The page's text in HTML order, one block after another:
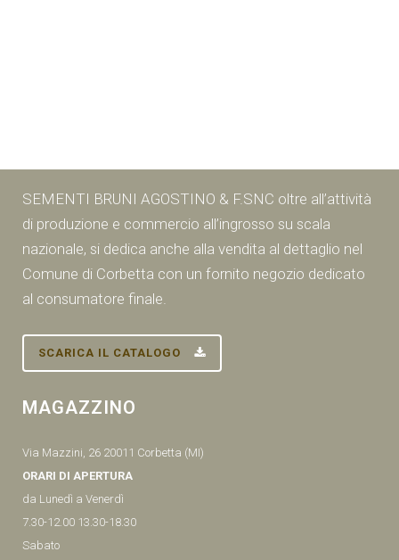
SEMENTI BRUNI AGOSTINO & F.SNC oltre all’attività
di produzione e commercio all’ingrosso su scala
nazionale, si dedica anche alla vendita al dettaglio nel
Comune di Corbetta con un fornito negozio dedicato
al consumatore finale.
SCARICA IL CATALOGO
MAGAZZINO
Via Mazzini, 26 20011 Corbetta (MI)
ORARI DI APERTURA
da Lunedì a Venerdì
7.30-12.00 13.30-18.30
Sabato